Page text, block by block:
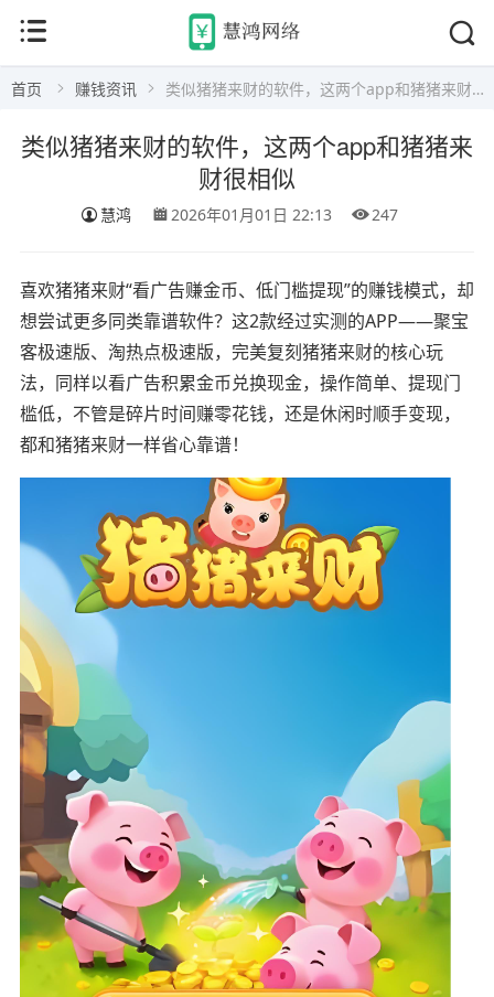
首页 赚钱资讯 类似猪猪来财的软件，这两个app和猪猪来财很相似
类似猪猪来财的软件，这两个app和猪猪来
财很相似
慧鸿 2026年01月01日 22:13 247
喜欢猪猪来财“看广告赚金币、低门槛提现”的赚钱模式，却
想尝试更多同类靠谱软件？这2款经过实测的APP——聚宝
客极速版、淘热点极速版，完美复刻猪猪来财的核心玩
法，同样以看广告积累金币兑换现金，操作简单、提现门
槛低，不管是碎片时间赚零花钱，还是休闲时顺手变现，
都和猪猪来财一样省心靠谱！